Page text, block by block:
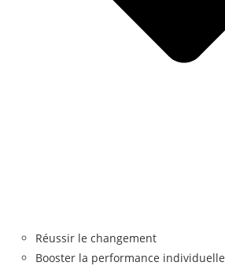
Réussir le changement
Booster la performance individuelle